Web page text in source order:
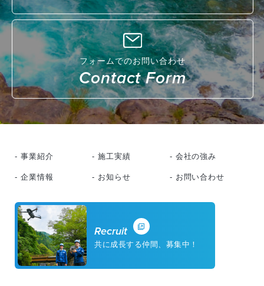
フォームでのお問い合わせ
Contact Form
- 事業紹介 - 施工実績 - 会社の強み
- 企業情報 - お知らせ - お問い合わせ
Recruit
共に成長する仲間、募集中！